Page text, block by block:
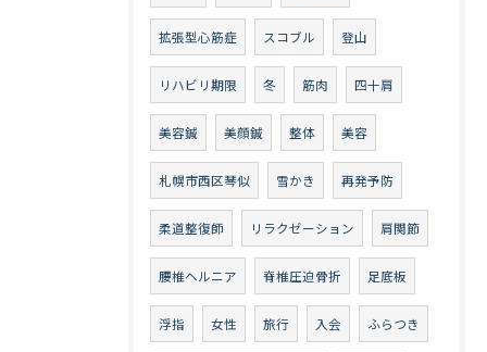
拡張型心筋症 スコブル 登山
リハビリ期限 冬 筋肉 四十肩
美容鍼 美顔鍼 整体 美容
札幌市西区琴似 雪かき 再発予防
柔道整復師 リラクゼーション 肩関節
腰椎ヘルニア 脊椎圧迫骨折 足底板
浮指 女性 旅行 入会 ふらつき